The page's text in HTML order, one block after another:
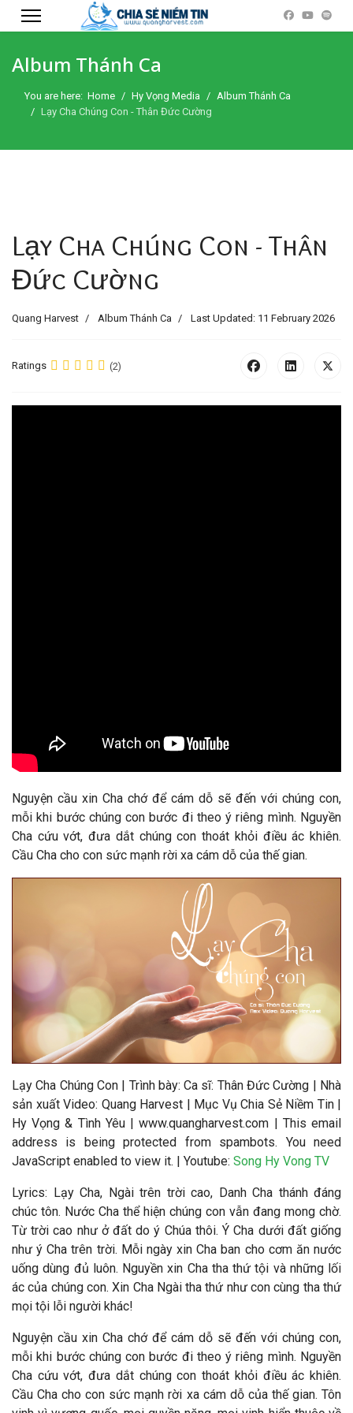
Album Thánh Ca
You are here: Home Hy Vọng Media
Album Thánh Ca
Lạy Cha Chúng Con - Thân Đức Cường
Lạy Cha Chúng Con - Thân
Đức Cường
Quang Harvest Album Thánh Ca Last Updated: 11 February 2026
Ratings (2)
Nguyện cầu xin Cha chớ để cám dỗ sẽ đến với chúng con,
mỗi khi bước chúng con bước đi theo ý riêng mình. Nguyền
Cha cứu vớt, đưa dắt chúng con thoát khỏi điều ác khiên.
Cầu Cha cho con sức mạnh rời xa cám dỗ của thế gian.
Lạy Cha Chúng Con | Trình bày:Ca sĩ: Thân Đức Cường | Nhà
sản xuất Video: Quang Harvest | Mục Vụ Chia Sẻ Niềm Tin |
Hy Vọng & Tình Yêu | www.quangharvest.com | This email
address is being protected from spambots. You need
JavaScript enabled to view it. | Youtube: Song Hy Vong TV
Lyrics: Lạy Cha, Ngài trên trời cao, Danh Cha thánh đáng
chúc tôn. Nước Cha thể hiện chúng con vẫn đang mong chờ.
Từ trời cao như ở đất do ý Chúa thôi. Ý Cha dưới đất giống
như ý Cha trên trời. Mỗi ngày xin Cha ban cho cơm ăn nước
uống dùng đủ luôn. Nguyền xin Cha tha thứ tội và những lối
ác của chúng con. Xin Cha Ngài tha thứ như con cùng tha thứ
mọi tội lỗi người khác!
Nguyện cầu xin Cha chớ để cám dỗ sẽ đến với chúng con,
mỗi khi bước chúng con bước đi theo ý riêng mình. Nguyền
Cha cứu vớt, đưa dắt chúng con thoát khỏi điều ác khiên.
Cầu Cha cho con sức mạnh rời xa cám dỗ của thế gian. Tôn